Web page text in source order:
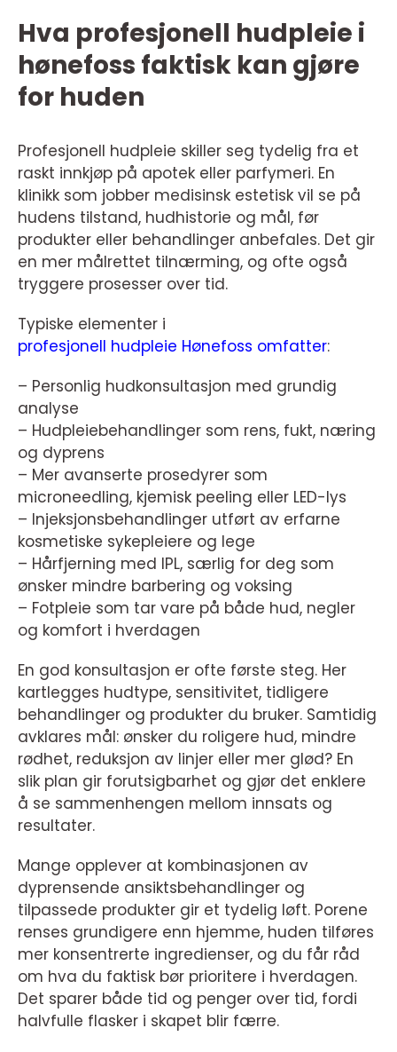
Hva profesjonell hudpleie i
hønefoss faktisk kan gjøre
for huden
Profesjonell hudpleie skiller seg tydelig fra et
raskt innkjøp på apotek eller parfymeri. En
klinikk som jobber medisinsk estetisk vil se på
hudens tilstand, hudhistorie og mål, før
produkter eller behandlinger anbefales. Det gir
en mer målrettet tilnærming, og ofte også
tryggere prosesser over tid.
Typiske elementer i
profesjonell hudpleie Hønefoss omfatter:
– Personlig hudkonsultasjon med grundig
analyse
– Hudpleiebehandlinger som rens, fukt, næring
og dyprens
– Mer avanserte prosedyrer som
microneedling, kjemisk peeling eller LED-lys
– Injeksjonsbehandlinger utført av erfarne
kosmetiske sykepleiere og lege
– Hårfjerning med IPL, særlig for deg som
ønsker mindre barbering og voksing
– Fotpleie som tar vare på både hud, negler
og komfort i hverdagen
En god konsultasjon er ofte første steg. Her
kartlegges hudtype, sensitivitet, tidligere
behandlinger og produkter du bruker. Samtidig
avklares mål: ønsker du roligere hud, mindre
rødhet, reduksjon av linjer eller mer glød? En
slik plan gir forutsigbarhet og gjør det enklere
å se sammenhengen mellom innsats og
resultater.
Mange opplever at kombinasjonen av
dyprensende ansiktsbehandlinger og
tilpassede produkter gir et tydelig løft. Porene
renses grundigere enn hjemme, huden tilføres
mer konsentrerte ingredienser, og du får råd
om hva du faktisk bør prioritere i hverdagen.
Det sparer både tid og penger over tid, fordi
halvfulle flasker i skapet blir færre.